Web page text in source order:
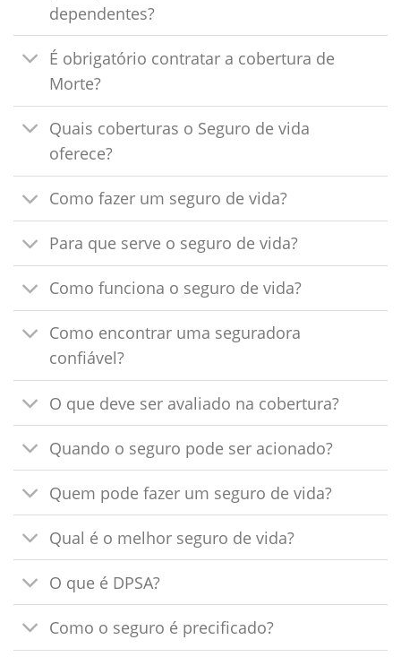
dependentes?
É obrigatório contratar a cobertura de
Morte?
Quais coberturas o Seguro de vida
oferece?
Como fazer um seguro de vida?
Para que serve o seguro de vida?
Como funciona o seguro de vida?
Como encontrar uma seguradora
confiável?
O que deve ser avaliado na cobertura?
Quando o seguro pode ser acionado?
Quem pode fazer um seguro de vida?
Qual é o melhor seguro de vida?
O que é DPSA?
Como o seguro é precificado?